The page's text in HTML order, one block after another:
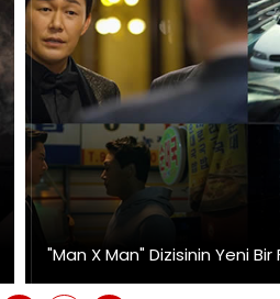
"Man X Man" Dizisinin Yeni Bir